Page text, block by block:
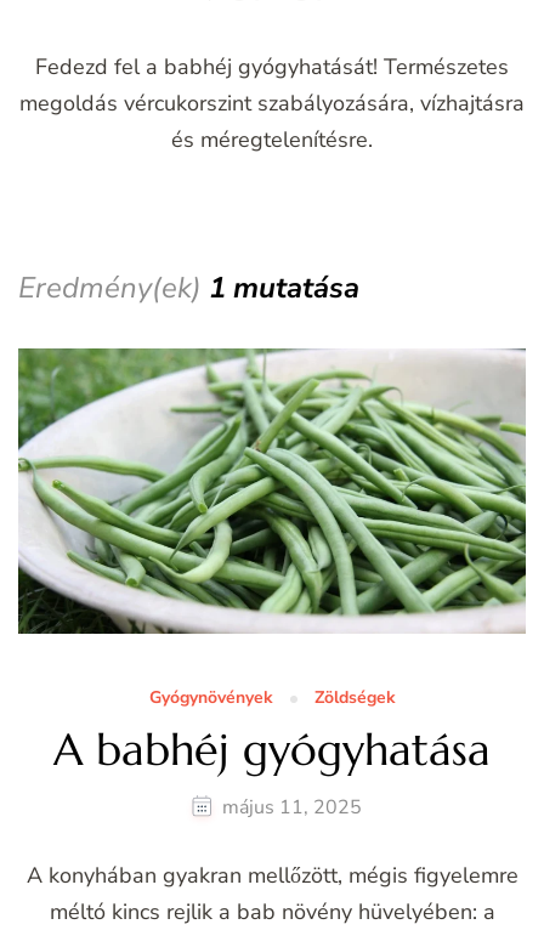
Fedezd fel a babhéj gyógyhatását! Természetes
megoldás vércukorszint szabályozására, vízhajtásra
és méregtelenítésre.
Eredmény(ek) 1 mutatása
Gyógynövények Zöldségek
A babhéj gyógyhatása
május 11, 2025
A konyhában gyakran mellőzött, mégis figyelemre
méltó kincs rejlik a bab növény hüvelyében: a